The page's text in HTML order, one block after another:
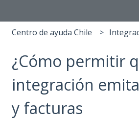
Centro de ayuda Chile
¿Cómo permitir
integración
y facturas